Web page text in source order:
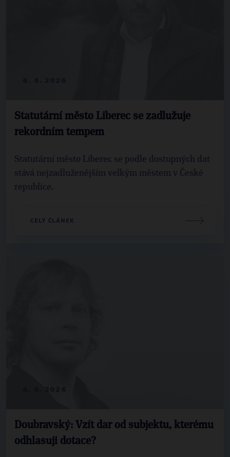
Statutární město Liberec se zadlužuje
rekordním tempem
Statutární město Liberec se podle dostupných dat
stává nejzadluženějším velkým městem v České
republice.
CELÝ ČLÁNEK
Doubravský: Vzít dar od subjektu, kterému
odhlasuji dotace?